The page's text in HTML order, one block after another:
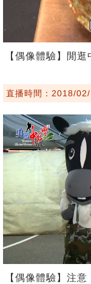
【偶像體驗】閒
直播時間：2018/
【偶像體驗】注